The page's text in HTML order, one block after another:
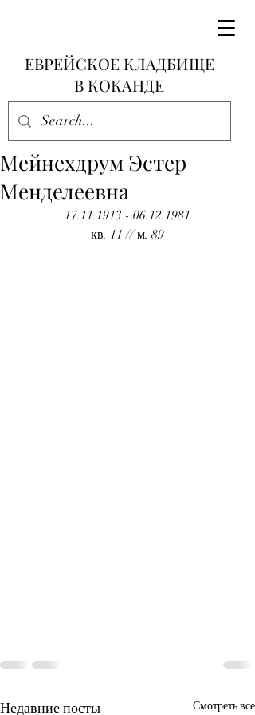
ЕВРЕЙСКОЕ КЛАДБИЩЕ
В КОКАНДЕ
Мейнехдрум Эстер
Менделеевна
17.11.1913 - 06.12.1981
кв. 11 // м. 89
Недавние посты Смотреть все